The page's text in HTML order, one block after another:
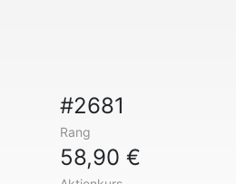
#2681
Rang
58,90 €